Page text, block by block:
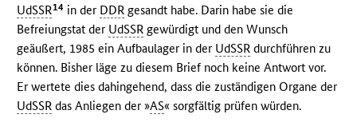
UdSSR14 in der DDR gesandt habe. Darin habe sie die
Befreiungstat der UdSSR gewürdigt und den Wunsch
geäußert, 1985 ein Aufbaulager in der UdSSR durchführen zu
können. Bisher läge zu diesem Brief noch keine Antwort vor.
Er wertete dies dahingehend, dass die zuständigen Organe der
UdSSR das Anliegen der »AS« sorgfältig prüfen würden.